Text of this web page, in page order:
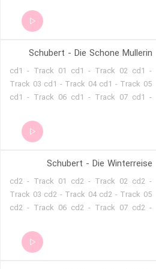
Schubert - Die Schone Mullerin
cd1 - Track 01 cd1 - Track 02 cd1 -
Track 03 cd1 - Track 04 cd1 - Track 05
cd1 - Track 06 cd1 - Track 07 cd1 -
cd1 - Track 11 cd1 - Track 12 cd1 -
Track 13 cd1 - Track 14 cd1 - Track 15
Track 18 cd1 - Track 19 cd1 - Track 20
Schubert - Die Winterreise
cd2 - Track 01 cd2 - Track 02 cd2 -
Track 03 cd2 - Track 04 cd2 - Track 05
cd2 - Track 06 cd2 - Track 07 cd2 -
cd2 - Track 11 cd2 - Track 12 cd2 -
Track 13 cd2 - Track 14 cd2 - Track 15